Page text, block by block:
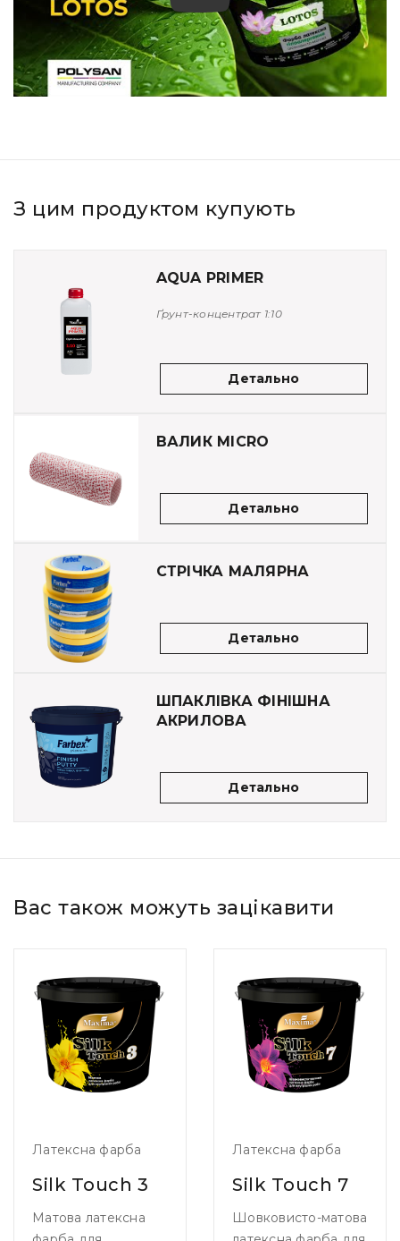
З цим продуктом купують
AQUA PRIMER
Ґрунт-концентрат 1:10
Детально
ВАЛИК MICRO
Детально
СТРІЧКА МАЛЯРНА
Детально
ШПАКЛІВКА ФІНІШНА
АКРИЛОВА
Детально
Вас також можуть зацікавити
Латексна фарба
Silk Touch 3
Матова латексна
Латексна фарба
Silk Touch 7
Шовковисто-матова